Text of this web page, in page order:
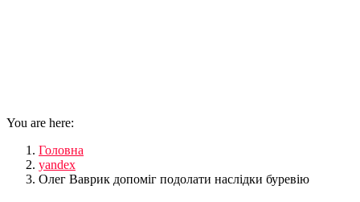
You are here:
Головна
yandex
Олег Ваврик допоміг подолати наслідки буревію